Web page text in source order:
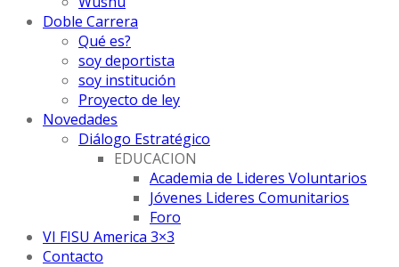
Doble Carrera
Qué es?
soy deportista
soy institución
Proyecto de ley
Novedades
Diálogo Estratégico
EDUCACION
Academia de Lideres Voluntarios
Jóvenes Lideres Comunitarios
Foro
VI FISU America 3×3
Contacto